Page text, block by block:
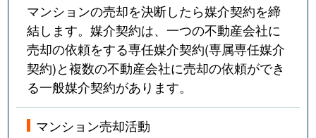
福栄
3,000万円 行徳
徒歩10分
福栄
2,500万円 行徳
徒歩14分
福栄
2,100万円 行徳
福栄
2,400万円
マンションの売却を決断したら媒介契約を締
結します。媒介契約は、一つの不動産会社に
売却の依頼をする専任媒介契約(専属専任媒介
契約)と複数の不動産会社に売却の依頼ができ
る一般媒介契約があります。
マンション売却活動